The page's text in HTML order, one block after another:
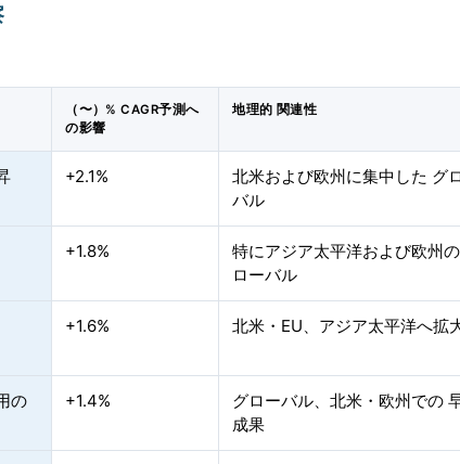
（〜）% CAGR予測へ
の影響
地理的 関連性
+2.1%
北米および欧州に集中した グ
バル
+1.8%
特にアジア太平洋および欧州
ローバル
+1.6% 北米・EU、アジア太平洋へ拡
の
+1.4%
グローバル、北米・欧州での
成果